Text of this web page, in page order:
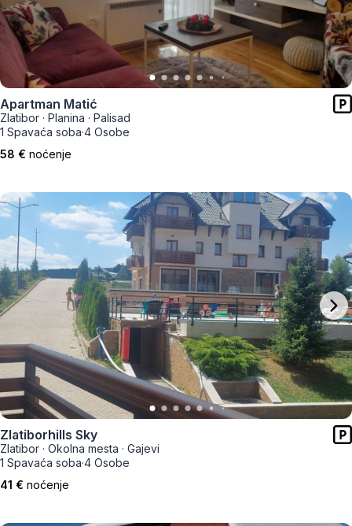
Apartman Matić
Zlatibor · Planina · Palisad
1 Spavaća soba·4 Osobe
58 € noćenje
Zlatiborhills Sky
Zlatibor · Okolna mesta · Gajevi
1 Spavaća soba·4 Osobe
41 € noćenje